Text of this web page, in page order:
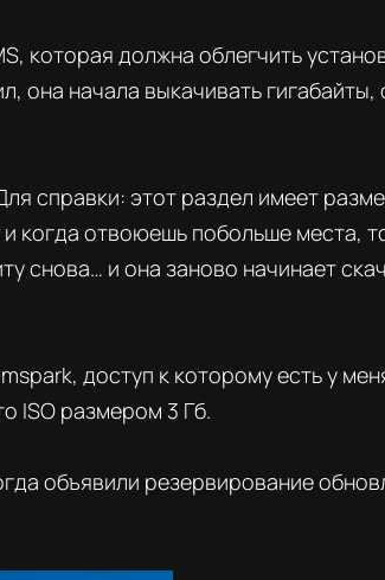
которая должна облегчить
начала выкачивать
справки: этот раздел имеет
когда отвоюешь побольше места,
снова… и она заново начинает
доступ к которому есть у
ISO размером 3 Гб.
объявили резервирование